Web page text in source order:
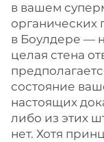
в вашем
органических
в Боулдере —
целая стена
состояние
настоящих
либо из этих
нет. Хотя